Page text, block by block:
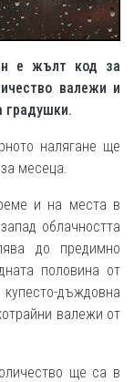
е жълт код за
валежи и
градушки.
налягане ще
месеца.
и на места в
облачността
до предимно
половина от
дъждовна
валежи от
ще са в